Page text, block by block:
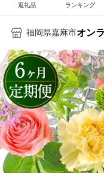
返礼品 ランキング
福岡県嘉麻市オン